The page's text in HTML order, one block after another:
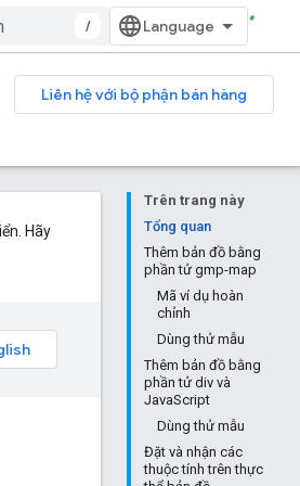
/
Liên hệ với bộ phận bán hàng
Trên trang này
Tổng quan
Thêm bản đồ bằng
phần tử gmp-map
Mã ví dụ hoàn
chỉnh
Dùng thử mẫu
Thêm bản đồ bằng
phần tử div và
JavaScript
Dùng thử mẫu
Đặt và nhận các
thuộc tính trên thực
Hãy